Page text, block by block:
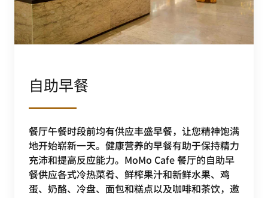
自助早餐
餐厅午餐时段前均有供应丰盛早餐，让您精神饱满
地开始崭新一天。健康营养的早餐有助于保持精力
充沛和提高反应能力。MoMo Cafe 餐厅的自助早
餐供应各式冷热菜肴、鲜榨果汁和新鲜水果、鸡
蛋、奶酪、冷盘、面包和糕点以及咖啡和茶饮，邀